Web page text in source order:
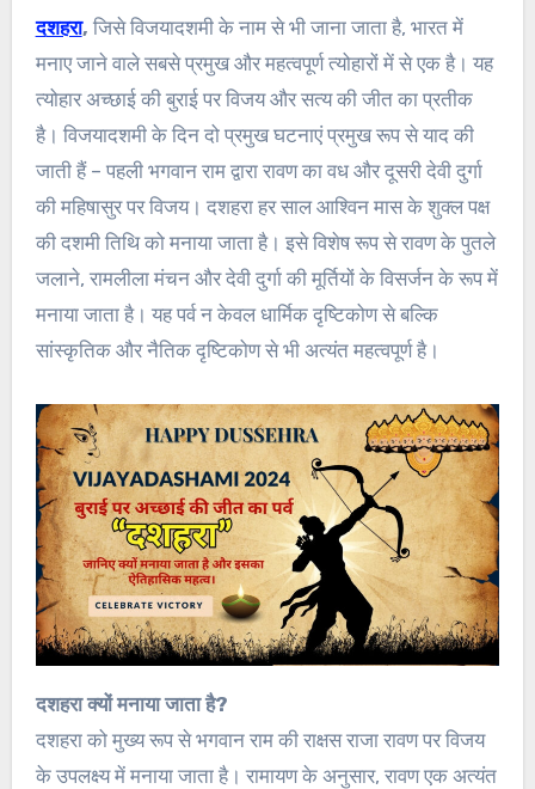
दशहरा, जिसे विजयादशमी के नाम से भी जाना जाता है, भारत में
मनाए जाने वाले सबसे प्रमुख और महत्वपूर्ण त्योहारों में से एक है। यह
त्योहार अच्छाई की बुराई पर विजय और सत्य की जीत का प्रतीक
है। विजयादशमी के दिन दो प्रमुख घटनाएं प्रमुख रूप से याद की
जाती हैं – पहली भगवान राम द्वारा रावण का वध और दूसरी देवी दुर्गा
की महिषासुर पर विजय। दशहरा हर साल आश्विन मास के शुक्ल पक्ष
की दशमी तिथि को मनाया जाता है। इसे विशेष रूप से रावण के पुतले
जलाने, रामलीला मंचन और देवी दुर्गा की मूर्तियों के विसर्जन के रूप में
मनाया जाता है। यह पर्व न केवल धार्मिक दृष्टिकोण से बल्कि
सांस्कृतिक और नैतिक दृष्टिकोण से भी अत्यंत महत्वपूर्ण है।
दशहरा क्यों मनाया जाता है?
दशहरा को मुख्य रूप से भगवान राम की राक्षस राजा रावण पर विजय
के उपलक्ष्य में मनाया जाता है। रामायण के अनुसार, रावण एक अत्यंत